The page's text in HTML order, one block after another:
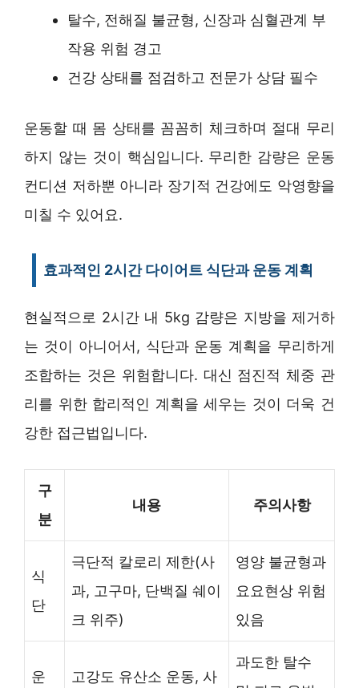
탈수, 전해질 불균형, 신장과 심혈관계 부
작용 위험 경고
건강 상태를 점검하고 전문가 상담 필수
운동할 때 몸 상태를 꼼꼼히 체크하며 절대 무리
하지 않는 것이 핵심입니다. 무리한 감량은 운동
컨디션 저하뿐 아니라 장기적 건강에도 악영향을
미칠 수 있어요.
효과적인 2시간 다이어트 식단과 운동 계획
현실적으로 2시간 내 5kg 감량은 지방을 제거하
는 것이 아니어서, 식단과 운동 계획을 무리하게
조합하는 것은 위험합니다. 대신 점진적 체중 관
리를 위한 합리적인 계획을 세우는 것이 더욱 건
강한 접근법입니다.
구
분
내용 주의사항
식
단
극단적 칼로리 제한(사
과, 고구마, 단백질 쉐이
크 위주)
영양 불균형과
요요현상 위험
있음
운
고강도 유산소 운동, 사
과도한 탈수